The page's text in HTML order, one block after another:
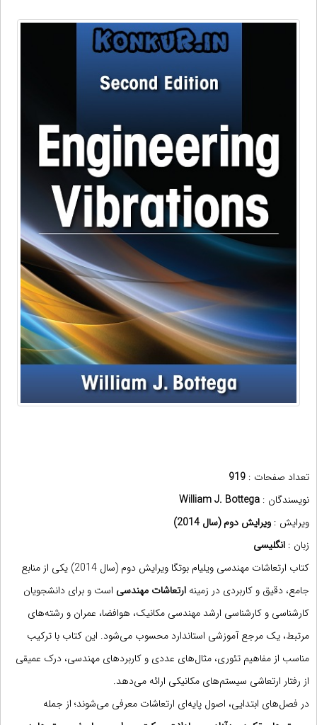
تعداد صفحات : 919
نویسندگان : William J. Bottega
ویرایش : ویرایش دوم (سال 2014)
زبان : انگلیسی
کتاب ارتعاشات مهندسی ویلیام بوتگا ویرایش دوم (سال 2014) یکی از منابع
جامع، دقیق و کاربردی در زمینه ارتعاشات مهندسی است و برای دانشجویان
کارشناسی و کارشناسی ارشد مهندسی مکانیک، هوافضا، عمران و رشته‌های
مرتبط، یک مرجع آموزشی استاندارد محسوب می‌شود. این کتاب با ترکیب
مناسب از مفاهیم تئوری، مثال‌های عددی و کاربردهای مهندسی، درک عمیقی
از رفتار ارتعاشی سیستم‌های مکانیکی ارائه می‌دهد.
در فصل‌های ابتدایی، اصول پایه‌ای ارتعاشات معرفی می‌شوند؛ از جمله